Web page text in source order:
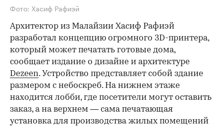
Фото: Хасиф Рафиэй
Архитектор из Малайзии Хасиф Рафиэй
разработал концепцию огромного 3D-принтера,
который может печатать готовые дома,
сообщает издание о дизайне и архитектуре
Dezeen. Устройство представляет собой здание
размером с небоскреб. На нижнем этаже
находится лобби, где посетители могут оставить
заказ, а на верхнем — сама печатающая
установка для производства жилых помещений